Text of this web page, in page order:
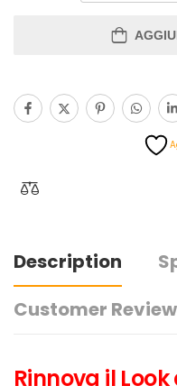
Description
Customer
Rinnova il